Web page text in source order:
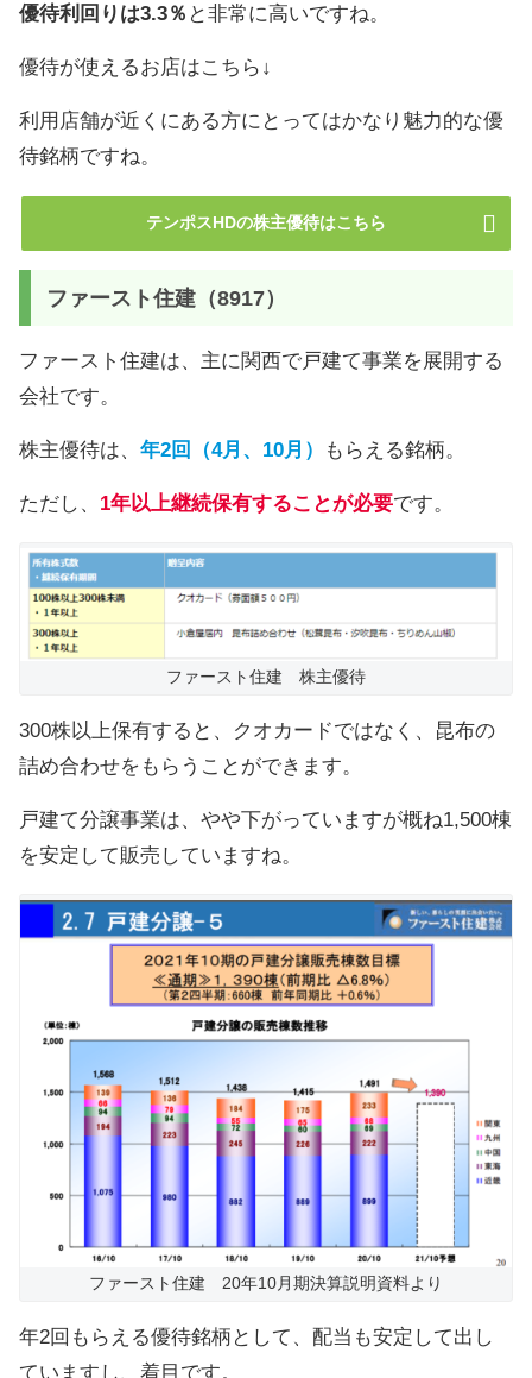
優待利回りは3.3％ と非常に高いですね。
優待が使えるお店はこちら↓
利用店舗が近くにある方にとってはかなり魅力的な優
待銘柄ですね。
テンポスHDの株主優待はこちら
ファースト住建（8917）
ファースト住建は、主に関西で戸建て事業を展開する
会社です。
株主優待は、 年2回（4月、10月） もらえる銘柄。
ただし、 1年以上継続保有することが必要です。
ファースト住建 株主優待
300株以上保有すると、クオカードではなく、昆布の
詰め合わせをもらうことができます。
戸建て分譲事業は、やや下がっていますが概ね1,500棟
を安定して販売していますね。
ファースト住建 20年10月期決算説明資料より
年2回もらえる優待銘柄として、配当も安定して出し
ていますし、着目です。